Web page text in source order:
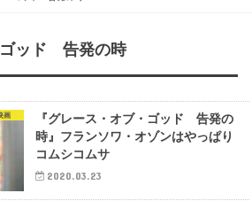
ゴッド 告発の時
画
『グレース・オブ・ゴッド 告発の
時』フランソワ・オゾンはやっぱり
コムシコムサ
2020.03.23